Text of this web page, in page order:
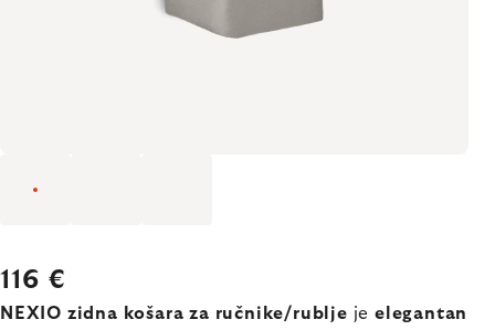
116 €
NEXIO zidna košara za ručnike/rublje jeelegantan